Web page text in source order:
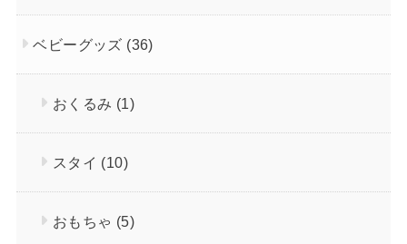
ベビーグッズ (36)
おくるみ (1)
スタイ (10)
おもちゃ (5)